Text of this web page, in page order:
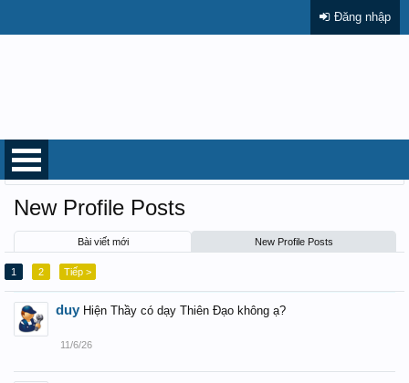
Đăng nhập
Trang chủ
New Profile Posts
Bài viết mới New Profile Posts
1 2 Tiếp >
duy Hiện Thầy có dạy Thiên Đạo không ạ?
11/6/26